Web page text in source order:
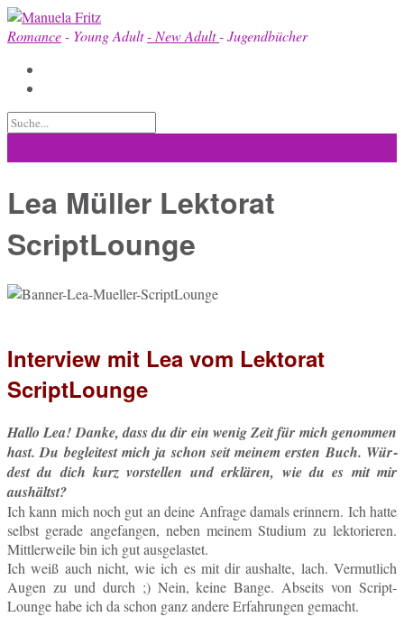
Skip
to
Romance- Young Adult- New Adult- Jugendbücher
Lea Müller Lektorat
ScriptLounge
Interview mit Lea vom Lektorat
ScriptLounge
Hallo Lea! Danke, dass du dir ein wenig Zeit für mich ge­nom­men
hast. Du be­glei­test mich ja schon seit meinem ersten Buch. Wür­
dest du dich kurz vor­stel­len und er­klä­ren, wie du es mit mir
aushältst?
Ich kann mich noch gut an deine An­fra­ge damals er­in­nern. Ich hatte
selbst gerade an­ge­fan­gen, neben meinem Stu­di­um zu lek­to­rie­ren.
Mitt­ler­wei­le bin ich gut ausgelastet.
Ich weiß auch nicht, wie ich es mit dir aus­hal­te, lach. Ver­mut­lich
Augen zu und durch ;) Nein, keine Bange. Ab­seits von Script­
Lounge habe ich da schon ganz andere Er­fah­run­gen gemacht.